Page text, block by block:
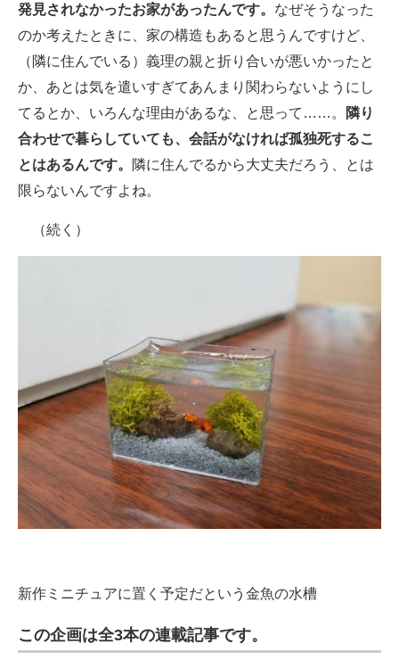
発見されなかったお家があったんです。 なぜそうなった
のか考えたときに、家の構造もあると思うんですけど、
（隣に住んでいる）義理の親と折り合いが悪いかったと
か、あとは気を遣いすぎてあんまり関わらないようにし
てるとか、いろんな理由があるな、と思って……。
隣り
合わせで暮らしていても、会話がなければ孤独死するこ
とはあるんです。
隣に住んでるから大丈夫だろう、とは
限らないんですよね。
（続く）
新作ミニチュアに置く予定だという金魚の水槽
この企画は全3本の連載記事です。